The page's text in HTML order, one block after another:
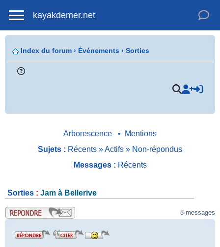
kayakdemer.net
Index du forum › Événements › Sorties
Arborescence •
Mentions
Sujets : Récents »Actifs » Non-répondus
Messages : Récents
Sorties : Jam à Bellerive
.
8 messages